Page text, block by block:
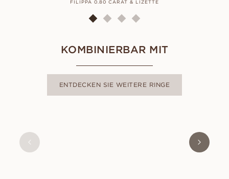
FILIPPA 0.80 CARAT & LIZETTE
KOMBINIERBAR MIT
ENTDECKEN SIE WEITERE RINGE